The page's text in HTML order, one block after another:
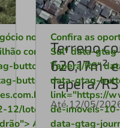
no Rio Grande do
comercial de
button-
button-
leilao/leilao-
12/lote_id/9107"
Acessar o
Terreno
620,17m²
Tapera/RS
Até 12/05/
Confira as
Sul" data-
Tapera/RS"
data-gtag-
link="https://
de-imoveis-
data-gtag-